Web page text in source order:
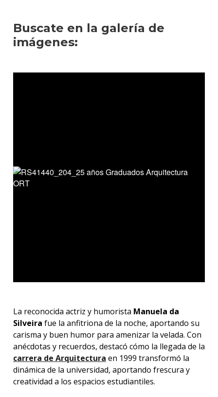
Buscate en la galería de
imágenes:
La reconocida actriz y humorista Manuela da
Silveira fue la anfitriona de la noche, aportando su
carisma y buen humor para amenizar la velada. Con
anécdotas y recuerdos, destacó cómo la llegada de la
carrera de Arquitectura en 1999 transformó la
dinámica de la universidad, aportando frescura y
creatividad a los espacios estudiantiles.